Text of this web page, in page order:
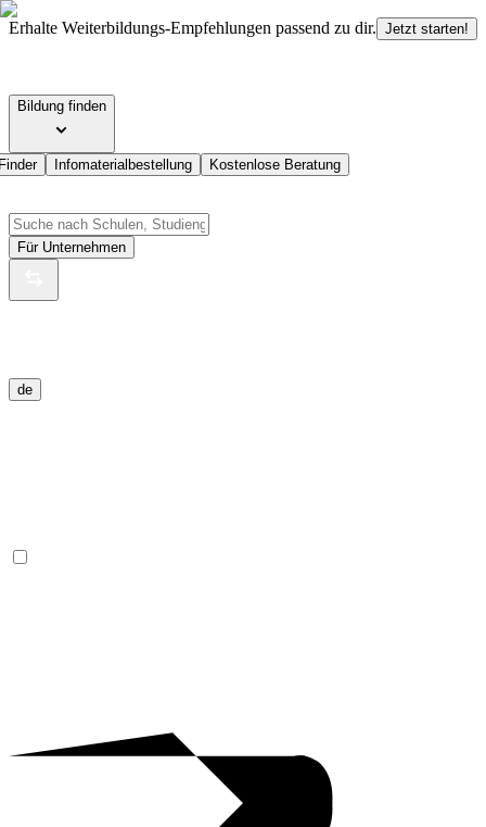
Erhalte Weiterbildungs-Empfehlungen passend zu dir. Jetzt starten!
Bildung finden
Infomaterialbestellung Kostenlose Beratung
Für Unternehmen
de